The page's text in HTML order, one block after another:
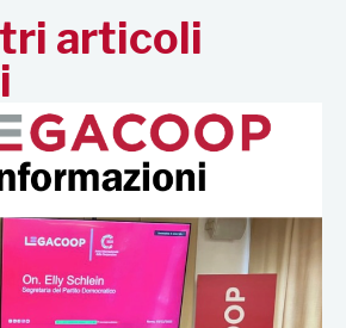
articoli